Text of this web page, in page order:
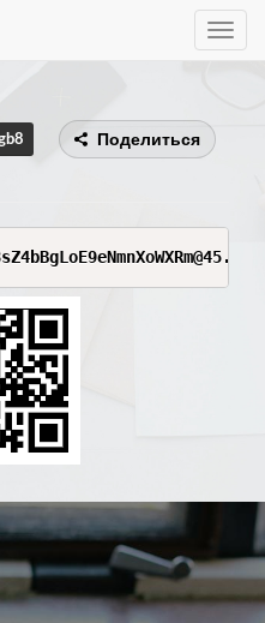
Toggle
Поделиться